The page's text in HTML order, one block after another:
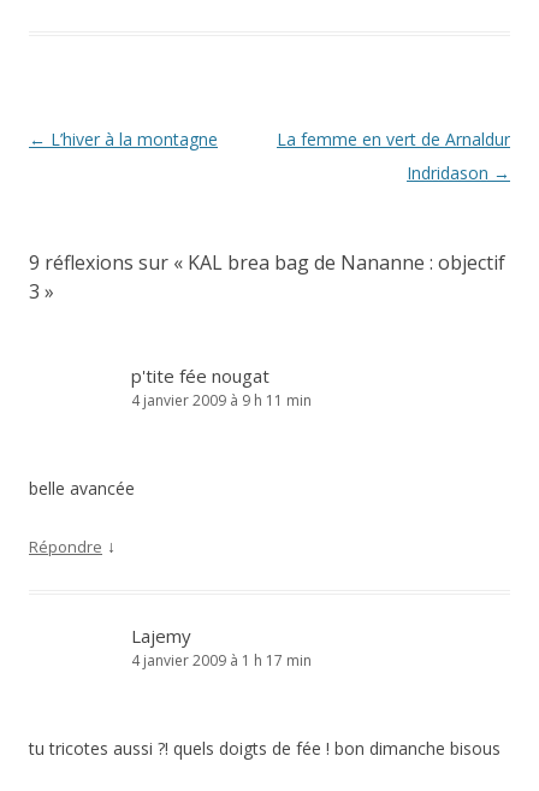
Navigation
← L’hiver à la montagne
La femme en vert de Arnaldur
Indridason →
9 réflexions sur « KAL brea bag de Nananne : objectif
3 »
p'tite fée nougat
4 janvier 2009 à 9 h 11 min
belle avancée
Répondre ↓
Lajemy
4 janvier 2009 à 1 h 17 min
tu tricotes aussi ?! quels doigts de fée ! bon dimanche bisous